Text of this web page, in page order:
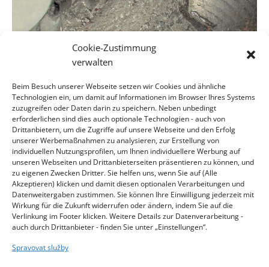
Cookie-Zustimmung
verwalten
Beim Besuch unserer Webseite setzen wir Cookies und ähnliche
Technologien ein, um damit auf Informationen im Browser Ihres Systems
zuzugreifen oder Daten darin zu speichern. Neben unbedingt
erforderlichen sind dies auch optionale Technologien - auch von
Drittanbietern, um die Zugriffe auf unsere Webseite und den Erfolg
unserer Werbemaßnahmen zu analysieren, zur Erstellung von
individuellen Nutzungsprofilen, um Ihnen individuellere Werbung auf
unseren Webseiten und Drittanbieterseiten präsentieren zu können, und
zu eigenen Zwecken Dritter. Sie helfen uns, wenn Sie auf (Alle
Akzeptieren) klicken und damit diesen optionalen Verarbeitungen und
Datenweitergaben zustimmen. Sie können Ihre Einwilligung jederzeit mit
Wirkung für die Zukunft widerrufen oder ändern, indem Sie auf die
Verlinkung im Footer klicken. Weitere Details zur Datenverarbeitung -
auch durch Drittanbieter - finden Sie unter „Einstellungen“.
Spravovat služby
CONTACT
Kontakty